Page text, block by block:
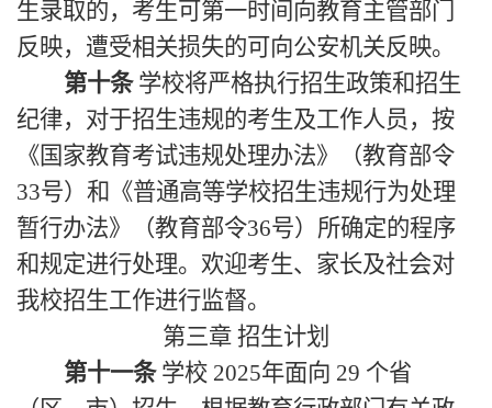
生录取的，考生可第一时间向教育主管部门
反映，遭受相关损失的可向公安机关反映。
第十条 学校将严格执行招生政策和招生
纪律，对于招生违规的考生及工作人员，按
《国家教育考试违规处理办法》（教育部令
33号）和《普通高等学校招生违规行为处理
暂行办法》（教育部令36号）所确定的程序
和规定进行处理。欢迎考生、家长及社会对
我校招生工作进行监督。
第三章 招生计划
第十一条 学校 2025年面向 29 个省